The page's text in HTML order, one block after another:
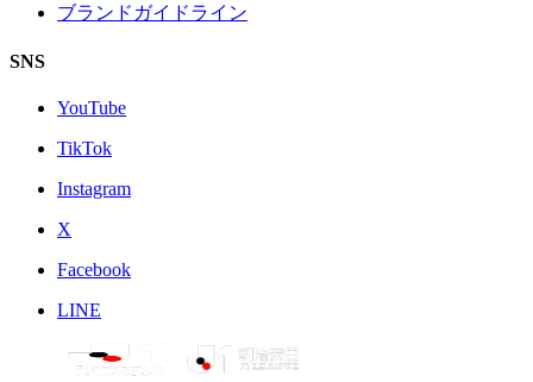
ブランドガイドライン
SNS
YouTube
TikTok
Instagram
X
Facebook
LINE